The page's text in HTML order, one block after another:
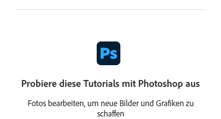
Probiere diese Tutorials mit Photoshop aus
Fotos bearbeiten, um neue Bilder und Grafiken zu
schaffen